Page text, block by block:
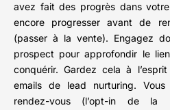
avez fait des progrès dans
encore progresser avant de
(passer à la vente). Engagez
prospect pour approfondir le
conquérir. Gardez cela à
emails de lead nurturing.
rendez-vous (l’opt-in de la